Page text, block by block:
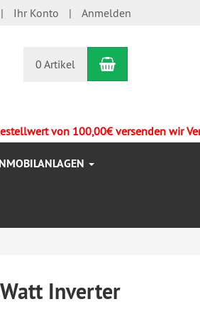
Ihr Konto Anmelden
0 Artikel Warenkorb
von 100,00€ versenden wir
Inverter